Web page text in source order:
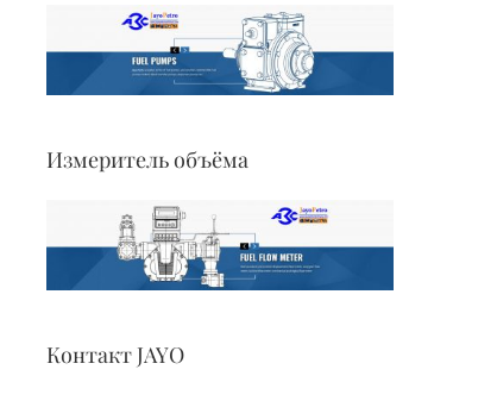
Измеритель объёма
Контакт JAYO